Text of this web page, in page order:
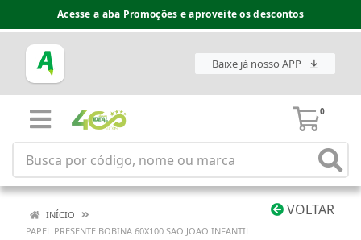
Acesse a aba Promoções e aproveite os descontos
Baixe já nosso APP
0
VOLTAR
INÍCIO
PAPEL PRESENTE BOBINA 60X100 SAO JOAO INFANTIL